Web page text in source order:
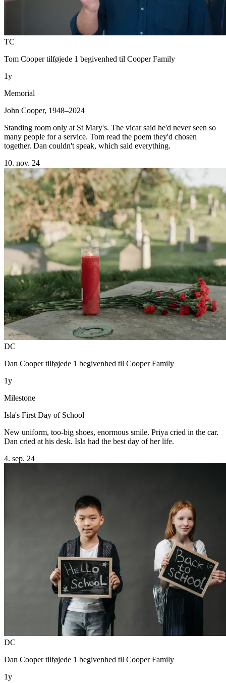
TC
Tom Coopertilføjede 1 begivenhed til Cooper Family
1y
Memorial
John Cooper, 1948–2024
Standing room only at St Mary's. The vicar said he'd never seen so
many people for a service. Tom read the poem they'd chosen
together. Dan couldn't speak, which said everything.
10. nov. 24
DC
Dan Coopertilføjede 1 begivenhed til Cooper Family
1y
Milestone
Isla's First Day of School
New uniform, too-big shoes, enormous smile. Priya cried in the car.
Dan cried at his desk. Isla had the best day of her life.
4. sep. 24
DC
Dan Coopertilføjede 1 begivenhed til Cooper Family
1y